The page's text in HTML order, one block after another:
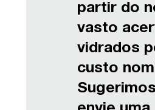
partir do
vasto
vidrados
custo